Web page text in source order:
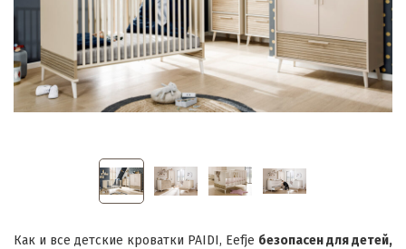
Как и все детские кроватки PAIDI, Eefje безопасен для детей,